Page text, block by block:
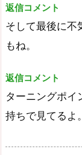
返信コメント
そして最後に不
もね。
返信コメント
ターニングポイ
持ちで見てるよ。